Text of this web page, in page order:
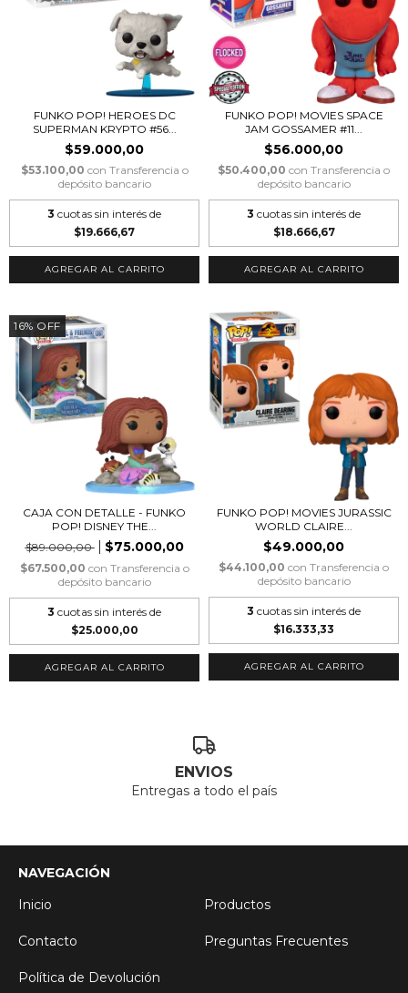
FUNKO POP! HEROES DC
SUPERMAN KRYPTO #56...
$59.000,00
$53.100,00 con Transferencia o
depósito bancario
3 cuotas sin interés de
$19.666,67
FUNKO POP! MOVIES SPACE
JAM GOSSAMER #11...
$56.000,00
$50.400,00 con Transferencia o
depósito bancario
3 cuotas sin interés de
$18.666,67
16% OFF
CAJA CON DETALLE - FUNKO
POP! DISNEY THE...
$89.000,00
$75.000,00
$67.500,00 con Transferencia o
depósito bancario
3 cuotas sin interés de
$25.000,00
FUNKO POP! MOVIES JURASSIC
WORLD CLAIRE...
$49.000,00
$44.100,00 con Transferencia o
depósito bancario
3 cuotas sin interés de
$16.333,33
ENVIOS
Entregas a todo el país
NAVEGACIÓN
Inicio
Productos
Contacto Preguntas Frecuentes
Política de Devolución